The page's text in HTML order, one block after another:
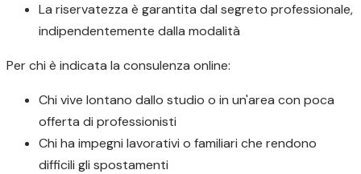
La riservatezza è garantita dal segreto professionale,
indipendentemente dalla modalità
Per chi è indicata la consulenza online:
Chi vive lontano dallo studio o in un'area con poca
offerta di professionisti
Chi ha impegni lavorativi o familiari che rendono
difficili gli spostamenti